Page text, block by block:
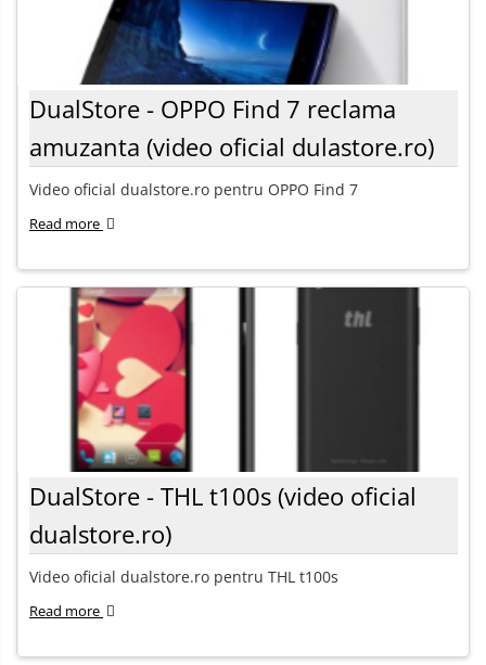
DualStore - OPPO Find 7 reclama
amuzanta (video oficial dulastore.ro)
Video oficial dualstore.ro pentru OPPO Find 7
Read more
DualStore - THL t100s (video oficial
dualstore.ro)
Video oficial dualstore.ro pentru THL t100s
Read more